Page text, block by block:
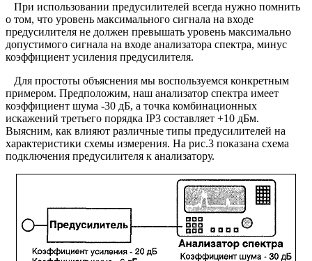
При использовании предусилителей всегда нужно помнить
о том, что уровень максимального сигнала на входе
предусилителя не должен превышать уровень максимально
допустимого сигнала на входе анализатора спектра, минус
коэффициент усиления предусилителя.
Для простоты объяснения мы воспользуемся конкретным
примером. Предположим, наш анализатор спектра имеет
коэффициент шума -30 дБ, а точка комбинационных
искажений третьего порядка IP3 составляет +10 дБм.
Выясним, как влияют различные типы предусилителей на
характеристики схемы измерения. На рис.3 показана схема
подключения предусилителя к анализатору.